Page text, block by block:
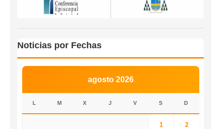
Noticias por Fechas
agosto 2026
L M X J V S D
1 2